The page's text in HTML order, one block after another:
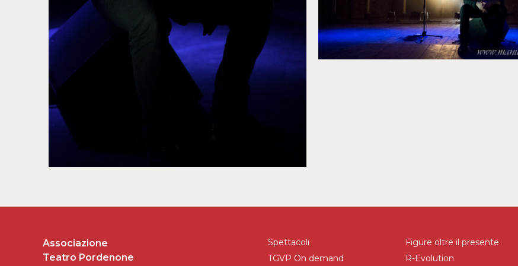
Associazione
Teatro Pordenone
Spettacoli
TGVP On demand
Figure oltre il presente
R-Evolution